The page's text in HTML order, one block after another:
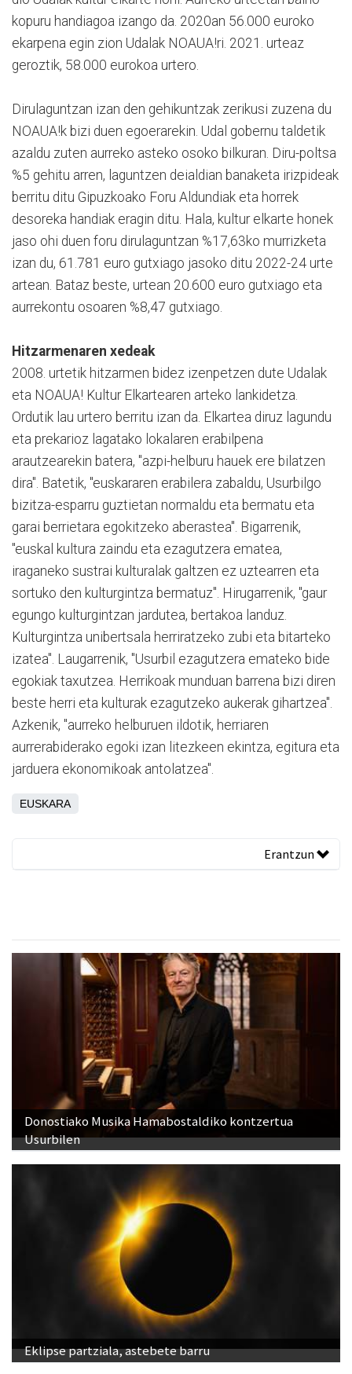
kopuru handiagoa izango da. 2020an 56.000 euroko
ekarpena egin zion Udalak NOAUA!ri. 2021. urteaz
geroztik, 58.000 eurokoa urtero.
Dirulaguntzan izan den gehikuntzak zerikusi zuzena du
NOAUA!k bizi duen egoerarekin. Udal gobernu taldetik
azaldu zuten aurreko asteko osoko bilkuran. Diru-poltsa
%5 gehitu arren, laguntzen deialdian banaketa irizpideak
berritu ditu Gipuzkoako Foru Aldundiak eta horrek
desoreka handiak eragin ditu. Hala, kultur elkarte honek
jaso ohi duen foru dirulaguntzan %17,63ko murrizketa
izan du, 61.781 euro gutxiago jasoko ditu 2022-24 urte
artean. Bataz beste, urtean 20.600 euro gutxiago eta
aurrekontu osoaren %8,47 gutxiago.
Hitzarmenaren xedeak
2008. urtetik hitzarmen bidez izenpetzen dute Udalak
eta NOAUA! Kultur Elkartearen arteko lankidetza.
Ordutik lau urtero berritu izan da. Elkartea diruz lagundu
eta prekarioz lagatako lokalaren erabilpena
arautzearekin batera, "azpi-helburu hauek ere bilatzen
dira". Batetik, "euskararen erabilera zabaldu, Usurbilgo
bizitza-esparru guztietan normaldu eta bermatu eta
garai berrietara egokitzeko aberastea". Bigarrenik,
"euskal kultura zaindu eta ezagutzera ematea,
iraganeko sustrai kulturalak galtzen ez uztearren eta
sortuko den kulturgintza bermatuz". Hirugarrenik, "gaur
egungo kulturgintzan jardutea, bertakoa landuz.
Kulturgintza unibertsala herriratzeko zubi eta bitarteko
izatea". Laugarrenik, "Usurbil ezagutzera emateko bide
egokiak taxutzea. Herrikoak munduan barrena bizi diren
beste herri eta kulturak ezagutzeko aukerak gihartzea".
Azkenik, "aurreko helburuen ildotik, herriaren
aurrerabiderako egoki izan litezkeen ekintza, egitura eta
jarduera ekonomikoak antolatzea".
EUSKARA
Erantzun
Donostiako Musika Hamabostaldiko kontzertua
Usurbilen
Eklipse partziala, astebete barru